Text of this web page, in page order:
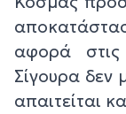
αφορά
Σίγουρα δεν
απαιτείται